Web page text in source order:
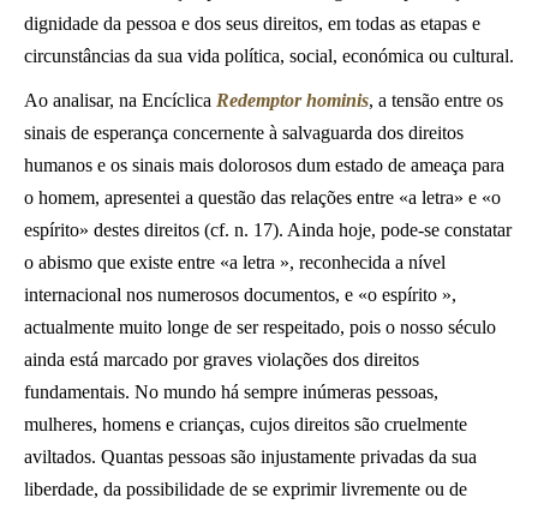
dignidade da pessoa e dos seus direitos, em todas as etapas e
circunstâncias da sua vida política, social, económica ou cultural.
Ao analisar, na Encíclica Redemptor hominis, a tensão entre os
sinais de esperança concernente à salvaguarda dos direitos
humanos e os sinais mais dolorosos dum estado de ameaça para
o homem, apresentei a questão das relações entre «a letra» e «o
espírito» destes direitos (cf. n. 17). Ainda hoje, pode-se constatar
o abismo que existe entre «a letra », reconhecida a nível
internacional nos numerosos documentos, e «o espírito »,
actualmente muito longe de ser respeitado, pois o nosso século
ainda está marcado por graves violações dos direitos
fundamentais. No mundo há sempre inúmeras pessoas,
mulheres, homens e crianças, cujos direitos são cruelmente
aviltados. Quantas pessoas são injustamente privadas da sua
liberdade, da possibilidade de se exprimir livremente ou de